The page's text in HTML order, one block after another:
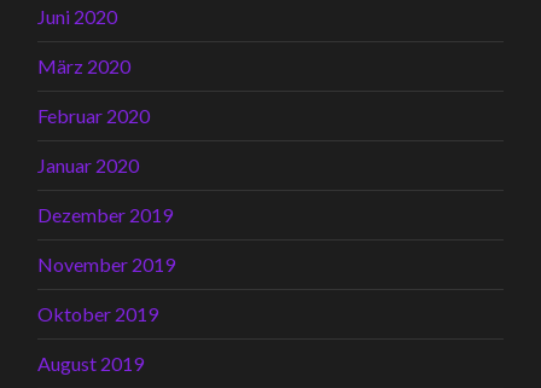
Juni 2020
März 2020
Februar 2020
Januar 2020
Dezember 2019
November 2019
Oktober 2019
August 2019